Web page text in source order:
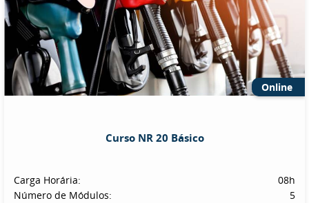
Online
Curso NR 20 Básico
Carga Horária:
08h
Número de Módulos:
5